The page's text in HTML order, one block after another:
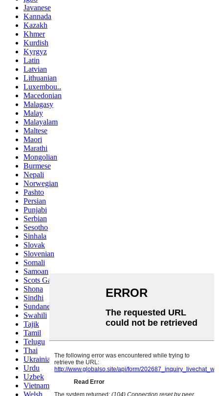
Javanese
Kannada
Kazakh
Khmer
Kurdish
Kyrgyz
Latin
Latvian
Lithuanian
Luxembou..
Macedonian
Malagasy
Malay
Malayalam
Maltese
Maori
Marathi
Mongolian
Burmese
Nepali
Norwegian
Pashto
Persian
Punjabi
Serbian
Sesotho
Sinhala
Slovak
Slovenian
Somali
Samoan
Scots Gaelic
Shona
Sindhi
Sundanese
Swahili
Tajik
Tamil
Telugu
Thai
Ukrainian
Urdu
Uzbek
Vietnamese
Welsh